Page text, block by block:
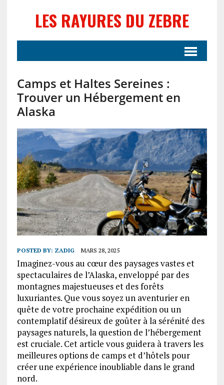
LES RAYURES DU ZEBRE
Camps et Haltes Sereines :
Trouver un Hébergement en
Alaska
POSTED BY: ZADIG MARS 28, 2025
Imaginez-vous au cœur des paysages vastes et
spectaculaires de l’Alaska, enveloppé par des
montagnes majestueuses et des forêts
luxuriantes. Que vous soyez un aventurier en
quête de votre prochaine expédition ou un
contemplatif désireux de goûter à la sérénité des
paysages naturels, la question de l’hébergement
est cruciale. Cet article vous guidera à travers les
meilleures options de camps et d’hôtels pour
créer une expérience inoubliable dans le grand
nord.